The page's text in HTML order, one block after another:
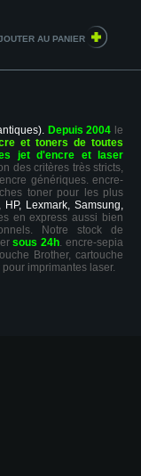
Depuis 2004 le
et toners de toutes
jet d'encre et laser
des critères très stricts,
génériques. encre-
toner pour les plus
Lexmark, Samsung,
en express aussi bien
Notre stock de
sous 24h. encre-sepia
Brother, cartouche
imprimantes laser.